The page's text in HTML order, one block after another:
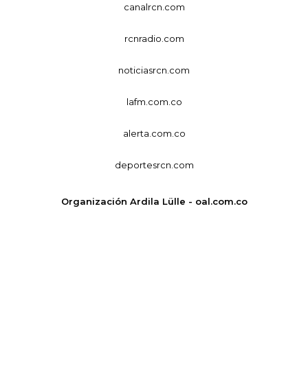
canalrcn.com
rcnradio.com
noticiasrcn.com
lafm.com.co
alerta.com.co
deportesrcn.com
Organización Ardila Lülle - oal.com.co